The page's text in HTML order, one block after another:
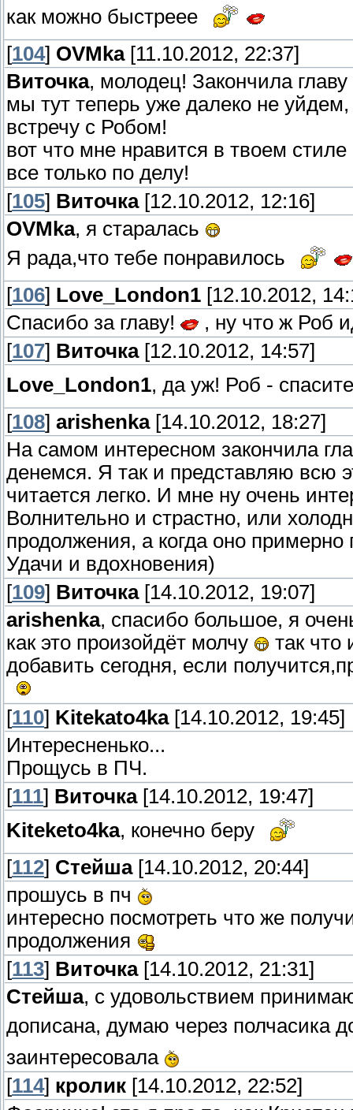
как можно быстреее
[104] OVMka[11.10.2012, 22:37]
Виточка, молодец! Закончила
мы тут теперь уже далеко не
встречу с Робом!
вот что мне нравится в твоем стиле
все только по делу!
[105] Виточка[12.10.2012, 12:16]
OVMka, я старалась
Я рада,что тебе понравилось
[106] Love_London1 [12.10.2012,
Спасибо за главу!
, ну что ж Роб
[107] Виточка[12.10.2012, 14:57]
Love_London1, да уж! Роб -
[108] arishenka[14.10.2012, 18:27]
На самом интересном закончила
денемся. Я так и представляю всю
читается легко. И мне ну очень
Волнительно и страстно, или
продолжения, а когда оно примерно
Удачи и вдохновения)
[109] Виточка[14.10.2012, 19:07]
arishenka, спасибо большое, я
как это произойдёт молчу
так что
добавить сегодня, если
[110] Kitekato4ka[14.10.2012, 19:45]
Интересненько...
Прощусь в ПЧ.
[111] Виточка[14.10.2012, 19:47]
Kiteketo4ka, конечно беру
[112] Стейша[14.10.2012, 20:44]
прошусь в пч
интересно посмотреть что же
продолжения
[113] Виточка[14.10.2012, 21:31]
Стейша, с удовольствием
дописана, думаю через полчасика
заинтересовала
[114] кролик [14.10.2012, 22:52]